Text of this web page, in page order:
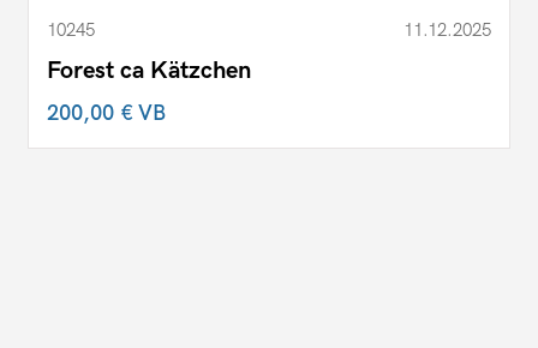
10245 11.12.2025
Forest ca Kätzchen
200,00 €VB